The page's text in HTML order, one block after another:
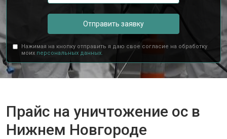
Отправить заявку
Нажимая на кнопку отправить я даю свое согласие на обработку
моих персональных данных.
Прайс на уничтожение ос в
Нижнем Новгороде